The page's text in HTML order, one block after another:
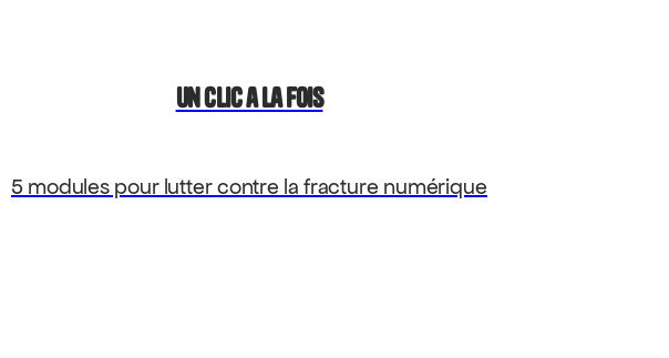
Un clic a la fois
5 modules pour lutter contre la fracture numérique